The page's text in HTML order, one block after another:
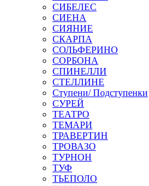
СИБЕЛЕС
СИЕНА
СИЯНИЕ
СКАРПА
СОЛЬФЕРИНО
СОРБОНА
СПИНЕЛЛИ
СТЕЛЛИНЕ
Ступени/ Подступенки
СУРЕЙ
ТЕАТРО
ТЕМАРИ
ТРАВЕРТИН
ТРОВАЗО
ТУРНОН
ТУФ
ТЬЕПОЛО